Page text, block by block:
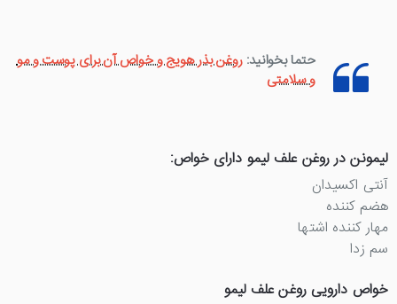
حتما بخوانید: روغن بذر هویج و خواص آن برای پوست و مو
و سلامتی
لیمونن در روغن علف لیمو دارای خواص:
آنتی اکسیدان
هضم کننده
مهار کننده اشتها
سم زدا
خواص دارویی روغن علف لیمو